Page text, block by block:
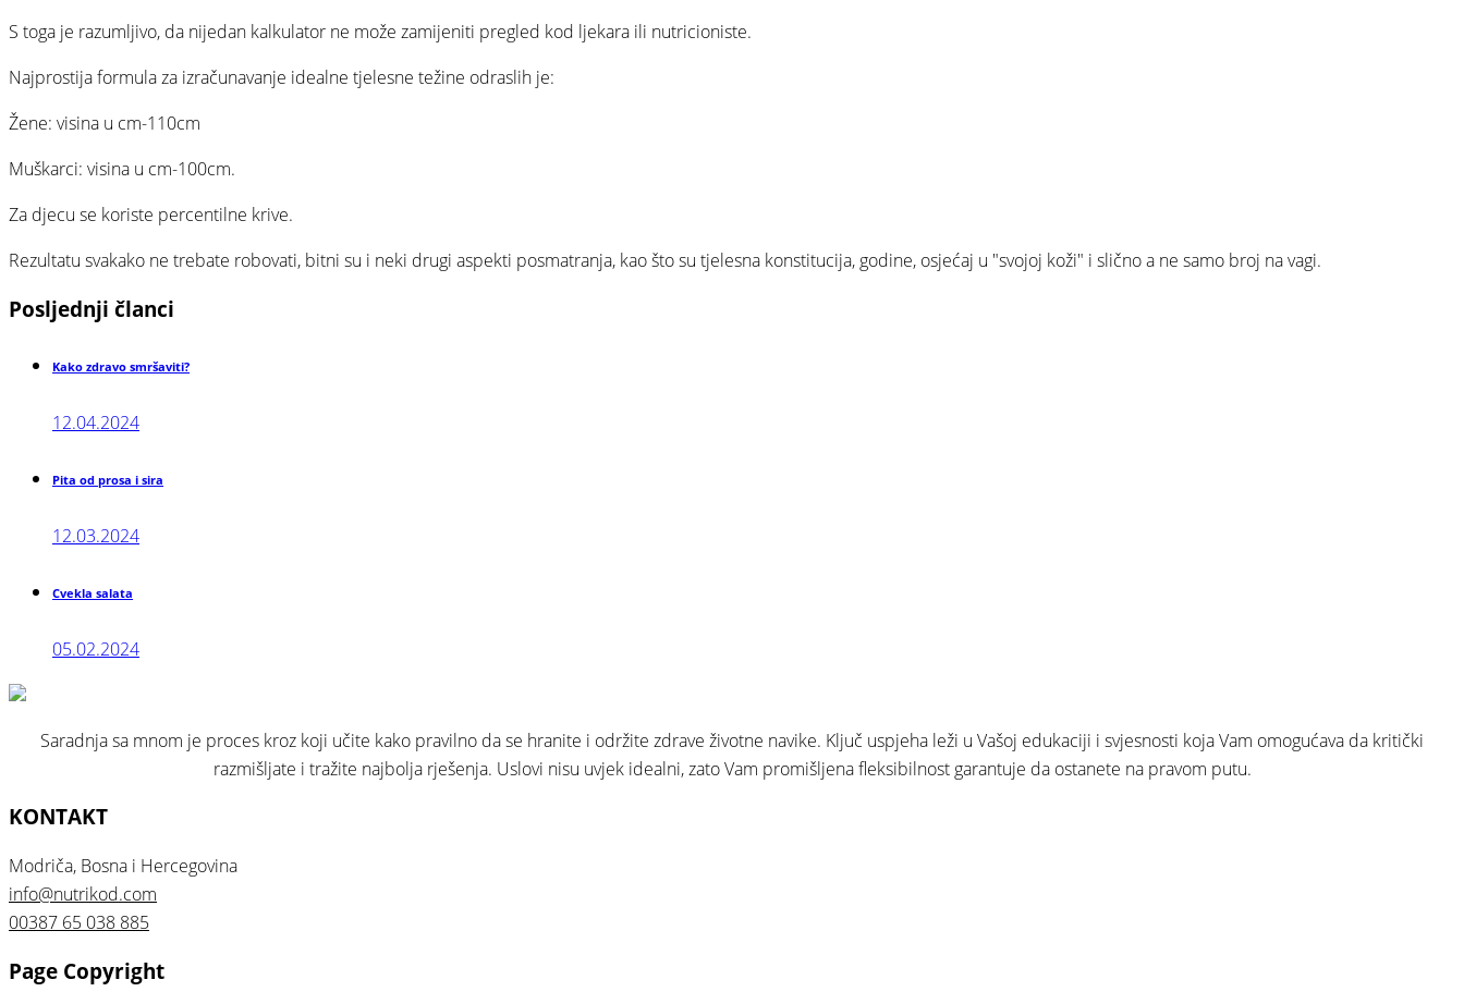
S toga je razumljivo, da nijedan kalkulator ne može zamijeniti pregled kod ljekara ili nutricioniste.
Najprostija formula za izračunavanje idealne tjelesne težine odraslih je:
Žene: visina u cm-110cm
Muškarci: visina u cm-100cm.
Za djecu se koriste percentilne krive.
Rezultatu svakako ne trebate robovati, bitni su i neki drugi aspekti posmatranja, kao što su tjelesna konstitucija, godine, osjećaj u "svojoj koži" i slično a ne samo broj na vagi.
Posljednji članci
Kako zdravo smršaviti?
12.04.2024
Pita od prosa i sira
12.03.2024
Cvekla salata
05.02.2024
Saradnja sa mnom je proces kroz koji učite kako pravilno da se hranite i održite zdrave životne navike. Ključ uspjeha leži u Vašoj edukaciji i svjesnosti koja Vam omogućava da kritički
razmišljate i tražite najbolja rješenja. Uslovi nisu uvjek idealni, zato Vam promišljena fleksibilnost garantuje da ostanete na pravom putu.
KONTAKT
Modriča, Bosna i Hercegovina
info@nutrikod.com
00387 65 038 885
Page Copyright